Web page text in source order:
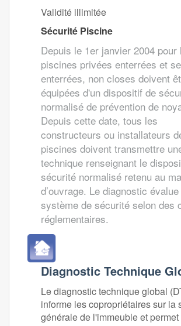
Validité illimitée
Sécurité Piscine
Depuis le 1er janvier 2004 pour
piscines privées enterrées et
enterrées, non closes doivent
équipées d'un dispositif de
normalisé de prévention de
Depuis cette date, tous les
constructeurs ou installateurs
piscines doivent transmettre
technique renseignant le
sécurité normalisé retenu au
d’ouvrage. Le diagnostic
système de sécurité selon des
réglementaires.
Diagnostic Technique
Le diagnostic technique global
informe les copropriétaires sur la
générale de l'immeuble et permet